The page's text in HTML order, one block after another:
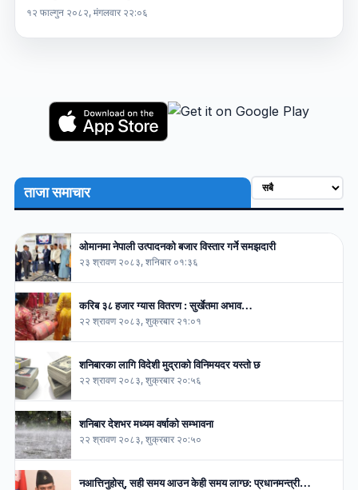
१२ फाल्गुन २०८२, मंगलवार २२:०६
ताजा समाचार
ओमानमा नेपाली उत्पादनको बजार विस्तार गर्ने समझदारी
२३ श्रावण २०८३, शनिबार ०१:३६
करिब ३८ हजार ग्यास वितरण : सुर्खेतमा अभाव…
२२ श्रावण २०८३, शुक्रबार २१:०१
शनिबारका लागि विदेशी मुद्राको विनिमयदर यस्तो छ
२२ श्रावण २०८३, शुक्रबार २०:५६
शनिबार देशभर मध्यम वर्षाको सम्भावना
२२ श्रावण २०८३, शुक्रबार २०:५०
नआत्तिनुहोस्, सही समय आउन केही समय लाग्छ: प्रधानमन्त्री…